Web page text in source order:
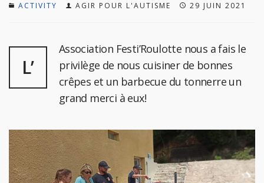
ACTIVITY AGIR POUR L'AUTISME 29 JUIN 2021
L’
Association Festi’Roulotte nous a fais le
privilège de nous cuisiner de bonnes
crêpes et un barbecue du tonnerre un
grand merci à eux!